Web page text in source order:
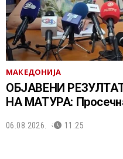
МАКЕДОНИЈА
ОБЈАВЕНИ
НА МАТУРА:
06.08.2026. 11:25